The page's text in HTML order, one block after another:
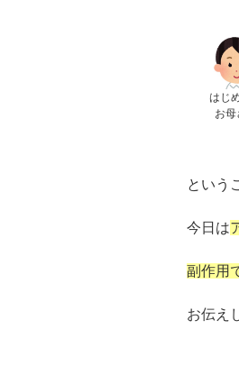
はじ
お母
という
今日は
副作用
お伝え